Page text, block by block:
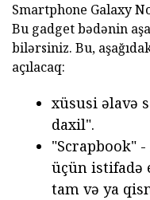
Smartphone Galaxy
Bu gadget bədənin
bilərsiniz. Bu,
açılacaq:
xüsusi əlavə
daxil".
"Scrapbook"
üçün istifadə
tam və ya